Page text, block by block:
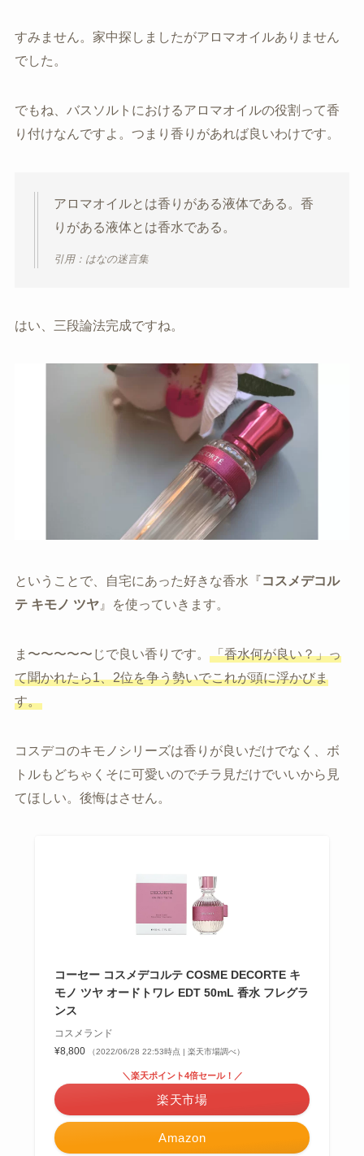
すみません。家中探しましたがアロマオイルありません
でした。
でもね、バスソルトにおけるアロマオイルの役割って香
り付けなんですよ。つまり香りがあれば良いわけです。
アロマオイルとは香りがある液体である。香
りがある液体とは香水である。
引用：はなの迷言集
はい、三段論法完成ですね。
ということで、自宅にあった好きな香水『コスメデコル
テ キモノ ツヤ』を使っていきます。
ま〜〜〜〜〜じで良い香りです。
「香水何が良い？」っ
て聞かれたら1、2位を争う勢いでこれが頭に浮かびま
す。
コスデコのキモノシリーズは香りが良いだけでなく、ボ
トルもどちゃくそに可愛いのでチラ見だけでいいから見
てほしい。後悔はさせん。
コーセー コスメデコルテ COSME DECORTE キ
モノ ツヤ オードトワレ EDT 50mL 香水 フレグラ
ンス
コスメランド
¥8,800
（2022/06/28 22:53時点 | 楽天市場調べ）
Amazon
＼楽天ポイント4倍セール！／
楽天市場